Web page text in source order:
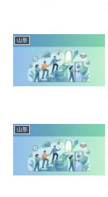
山形
山形